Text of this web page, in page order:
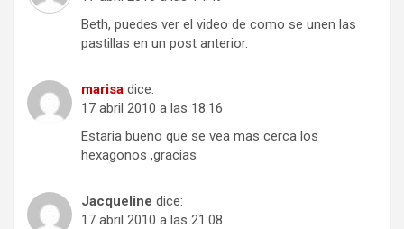
Beth, puedes ver el video de como se unen las
pastillas en un post anterior.
marisa dice:
17 abril 2010 a las 18:16
Estaria bueno que se vea mas cerca los
hexagonos ,gracias
Jacqueline dice:
17 abril 2010 a las 21:08